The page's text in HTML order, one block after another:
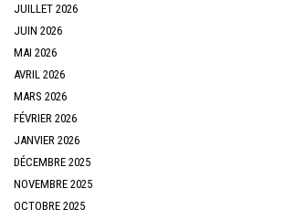
JUILLET 2026
JUIN 2026
MAI 2026
AVRIL 2026
MARS 2026
FÉVRIER 2026
JANVIER 2026
DÉCEMBRE 2025
NOVEMBRE 2025
OCTOBRE 2025